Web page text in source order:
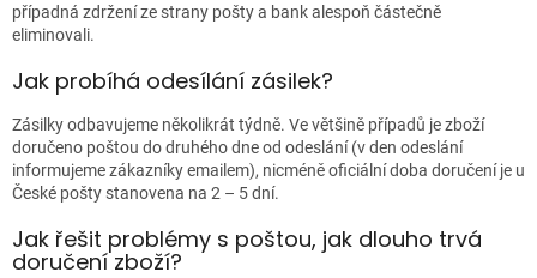
případná zdržení ze strany pošty a bank alespoň částečně
eliminovali.
Jak probíhá odesílání zásilek?
Zásilky odbavujeme několikrát týdně. Ve většině případů je zboží
doručeno poštou do druhého dne od odeslání (v den odeslání
informujeme zákazníky emailem), nicméně oficiální doba doručení je u
České pošty stanovena na 2 – 5 dní.
Jak řešit problémy s poštou, jak dlouho trvá
doručení zboží?